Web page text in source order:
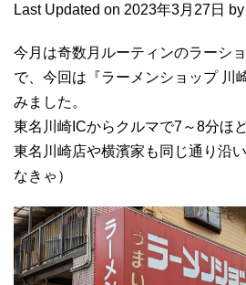
Last Updated on 2023年3月27日 by
今月は奇数月ルーティンのラーシ
で、今回は『ラーメンショップ 川
みました。
東名川崎ICからクルマで7～8分ほ
東名川崎店や横濱家も同じ通り沿
なきゃ）